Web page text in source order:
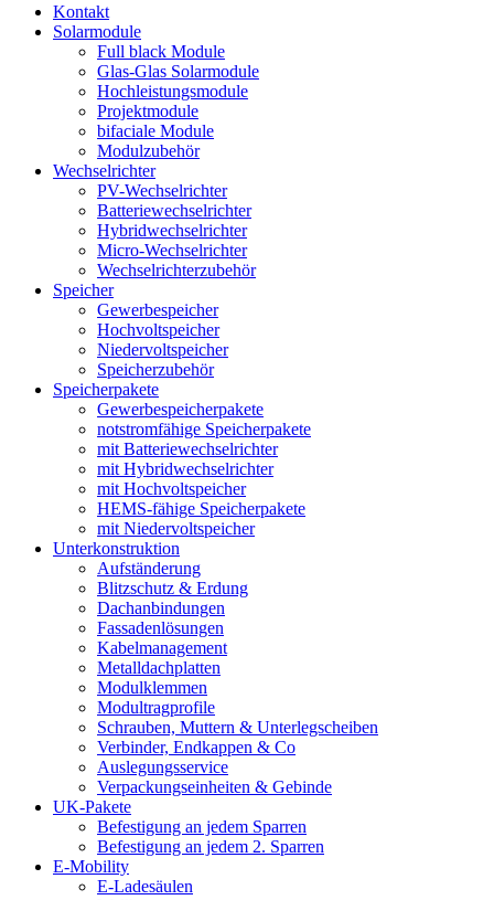
Kontakt
Solarmodule
Full black Module
Glas-Glas Solarmodule
Hochleistungsmodule
Projektmodule
bifaciale Module
Modulzubehör
Wechselrichter
PV-Wechselrichter
Batteriewechselrichter
Hybridwechselrichter
Micro-Wechselrichter
Wechselrichterzubehör
Speicher
Gewerbespeicher
Hochvoltspeicher
Niedervoltspeicher
Speicherzubehör
Speicherpakete
Gewerbespeicherpakete
notstromfähige Speicherpakete
mit Batteriewechselrichter
mit Hybridwechselrichter
mit Hochvoltspeicher
HEMS-fähige Speicherpakete
mit Niedervoltspeicher
Unterkonstruktion
Aufständerung
Blitzschutz & Erdung
Dachanbindungen
Fassadenlösungen
Kabelmanagement
Metalldachplatten
Modulklemmen
Modultragprofile
Schrauben, Muttern & Unterlegscheiben
Verbinder, Endkappen & Co
Auslegungsservice
Verpackungseinheiten & Gebinde
UK-Pakete
Befestigung an jedem Sparren
Befestigung an jedem 2. Sparren
E-Mobility
E-Ladesäulen